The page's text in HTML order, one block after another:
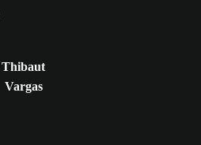
Thibaut
Vargas